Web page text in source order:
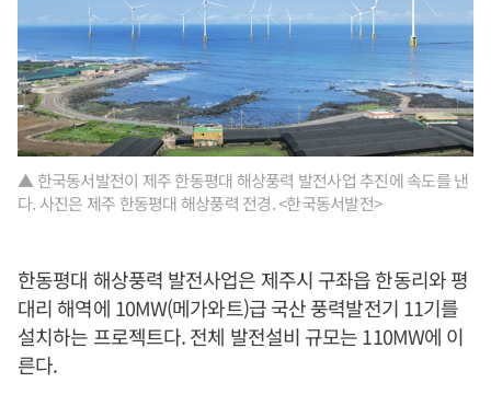
▲ 한국동서발전이 제주 한동평대 해상풍력 발전사업 추진에 속도를 낸
다. 사진은 제주 한동평대 해상풍력 전경. <한국동서발전>
한동평대 해상풍력 발전사업은 제주시 구좌읍 한동리와 평
대리 해역에 10MW(메가와트)급 국산 풍력발전기 11기를
설치하는 프로젝트다. 전체 발전설비 규모는 110MW에 이
른다.